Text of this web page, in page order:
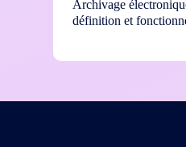
Archivage
définition et